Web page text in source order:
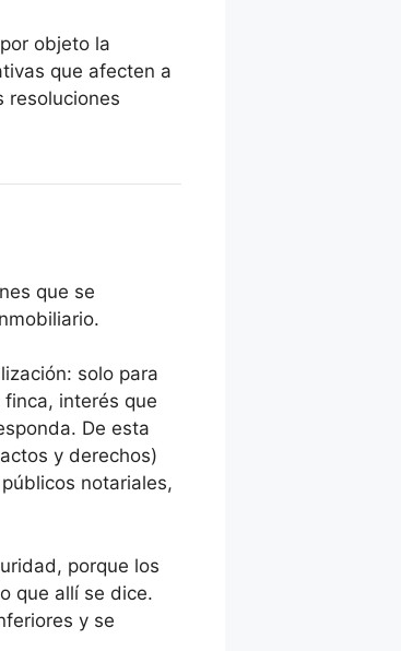
objeto la
que afecten a
resoluciones
que se
solo para
interés que
De esta
y derechos)
notariales,
porque los
que allí se dice.
y se